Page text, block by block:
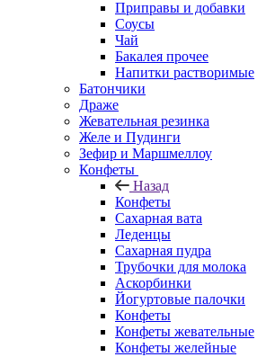
Приправы и добавки
Соусы
Чай
Бакалея прочее
Напитки растворимые
Батончики
Драже
Жевательная резинка
Желе и Пудинги
Зефир и Маршмеллоу
Конфеты
Назад
Конфеты
Сахарная вата
Леденцы
Сахарная пудра
Трубочки для молока
Аскорбинки
Йогуртовые палочки
Конфеты
Конфеты жевательные
Конфеты желейные